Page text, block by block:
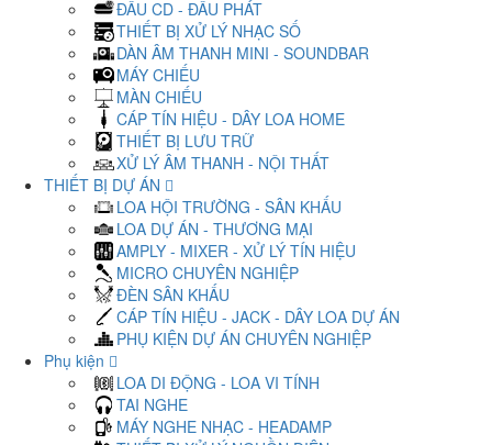
ĐẦU CD - ĐẦU PHÁT
THIẾT BỊ XỬ LÝ NHẠC SỐ
DÀN ÂM THANH MINI - SOUNDBAR
MÁY CHIẾU
MÀN CHIẾU
CÁP TÍN HIỆU - DÂY LOA HOME
THIẾT BỊ LƯU TRỮ
XỬ LÝ ÂM THANH - NỘI THẤT
THIẾT BỊ DỰ ÁN
LOA HỘI TRƯỜNG - SÂN KHẤU
LOA DỰ ÁN - THƯƠNG MẠI
AMPLY - MIXER - XỬ LÝ TÍN HIỆU
MICRO CHUYÊN NGHIỆP
ĐÈN SÂN KHẤU
CÁP TÍN HIỆU - JACK - DÂY LOA DỰ ÁN
PHỤ KIỆN DỰ ÁN CHUYÊN NGHIỆP
Phụ kiện
LOA DI ĐỘNG - LOA VI TÍNH
TAI NGHE
MÁY NGHE NHẠC - HEADAMP